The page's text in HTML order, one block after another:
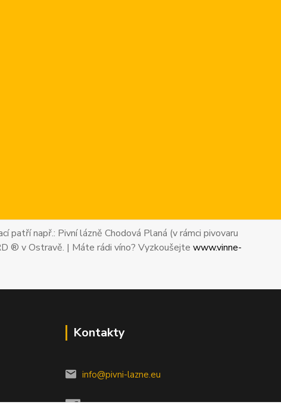
např.: Pivní lázně Chodová Planá (v rámci pivovaru
® v Ostravě. | Máte rádi víno? Vyzkoušejte www.vinne-
Kontakty
info@pivni-lazne.eu